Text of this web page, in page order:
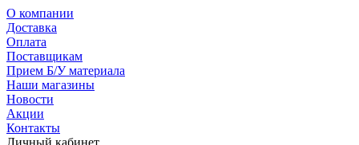
О компании
Доставка
Оплата
Поставщикам
Прием Б/У материала
Наши магазины
Новости
Акции
Контакты
Личный кабинет